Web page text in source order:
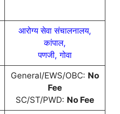
आरोग्य सेवा संचालनालय,
कांपाल,
पणजी, गोवा
General/EWS/OBC: No
Fee
SC/ST/PWD: No Fee